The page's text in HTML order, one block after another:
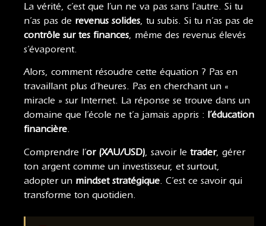
La vérité, c’est que l’un ne va pas sans l’autre. Si tu
n’as pas de revenus solides, tu subis. Si tu n’as pas de
contrôle sur tes finances, même des revenus élevés
s’évaporent.
Alors, comment résoudre cette équation ? Pas en
travaillant plus d’heures. Pas en cherchant un «
miracle » sur Internet. La réponse se trouve dans un
domaine que l’école ne t’a jamais appris : l’éducation
financière.
Comprendre l’or (XAU/USD), savoir le trader, gérer
ton argent comme un investisseur, et surtout,
adopter un mindset stratégique. C’est ce savoir qui
transforme ton quotidien.